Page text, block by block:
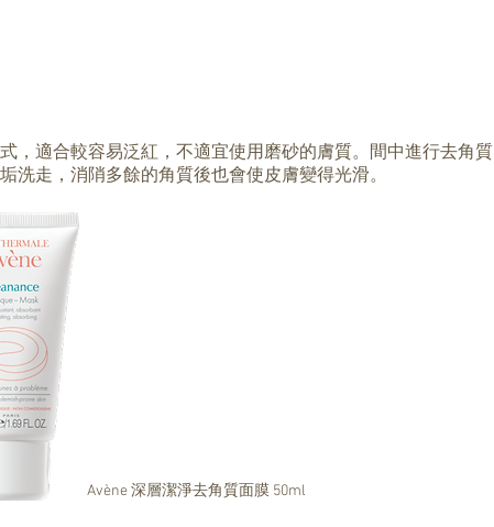
，適合較容易泛紅，不適宜使用磨砂的膚質。間中進行去角質
洗走，消陗多餘的角質後也會使皮膚變得光滑。
Avène 深層潔淨去角質面膜 50ml